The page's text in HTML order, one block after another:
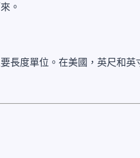
。
長度單位。在美國，英尺和